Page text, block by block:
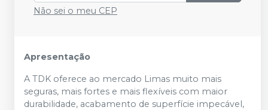
Não sei o meu CEP
Apresentação
A TDK oferece ao mercado Limas muito mais
seguras, mais fortes e mais flexíveis com maior
durabilidade, acabamento de superfície impecável,